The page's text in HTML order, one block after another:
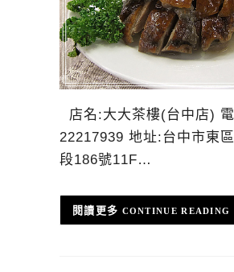
店名:大大茶樓(台中店)
22217939 地址:台中市東
段186號11F…
CONTINUE READING